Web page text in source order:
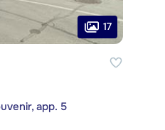
17
app. 5